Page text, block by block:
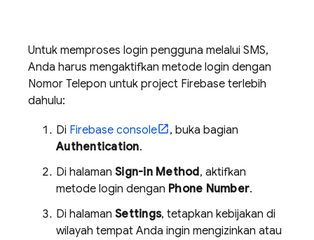
Untuk memproses login pengguna melalui SMS,
Anda harus mengaktifkan metode login dengan
Nomor Telepon untuk project Firebase terlebih
dahulu:
Di Firebase console
, buka bagian
Authentication.
Di halaman Sign-in Method, aktifkan
metode login dengan Phone Number.
Di halaman Settings, tetapkan kebijakan di
wilayah tempat Anda ingin mengizinkan atau